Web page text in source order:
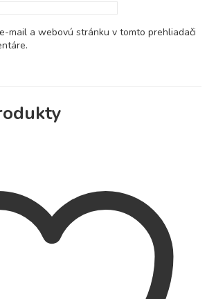
mail a webovú stránku v tomto prehliadači